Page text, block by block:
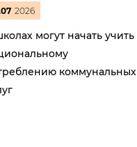
2026
могут начать учить
коммунальных